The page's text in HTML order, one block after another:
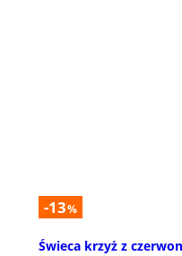
-13%
Świeca krzyż z